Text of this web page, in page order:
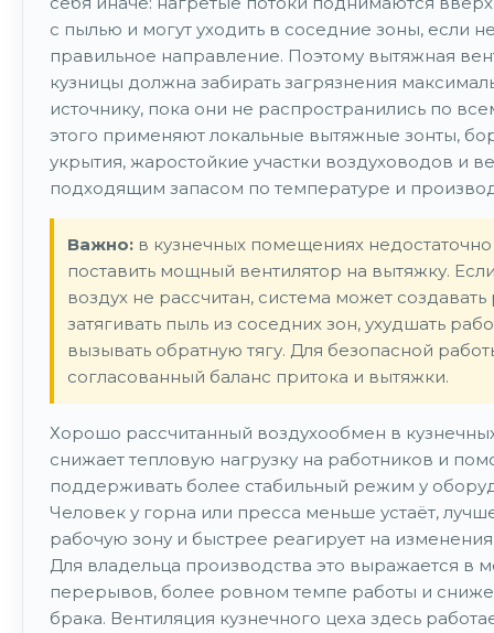
с пылью и могут уходить в соседние зоны, если
правильное направление. Поэтому вытяжная
кузницы должна забирать загрязнения
источнику, пока они не распространились по
этого применяют локальные вытяжные зонты,
укрытия, жаростойкие участки воздуховодов и
подходящим запасом по температуре и
Важно: в кузнечных помещениях
поставить мощный вентилятор на вытяжку.
воздух не рассчитан, система может
затягивать пыль из соседних зон, ухудшать
вызывать обратную тягу. Для безопасной
согласованный баланс притока и вытяжки.
Хорошо рассчитанный воздухообмен в
снижает тепловую нагрузку на работников и
поддерживать более стабильный режим у
Человек у горна или пресса меньше устаёт,
рабочую зону и быстрее реагирует на
Для владельца производства это выражается в
перерывов, более ровном темпе работы и
брака. Вентиляция кузнечного цеха здесь